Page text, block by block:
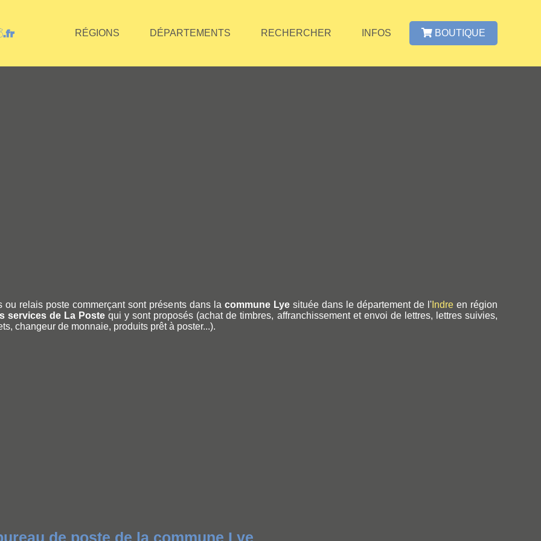
RÉGIONS DÉPARTEMENTS RECHERCHER INFOS BOUTIQUE
ou relais poste commerçant sont présents dans la commune Lyesituée dans le département de l'Indreen région
services de La Postequi y sont proposés (achat de timbres, affranchissement et envoi de lettres, lettres suivies,
changeur de monnaie, produits prêt à poster...).
de poste de la commune Lye